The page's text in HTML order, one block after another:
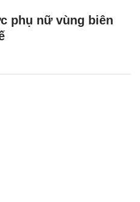
phụ nữ vùng biên